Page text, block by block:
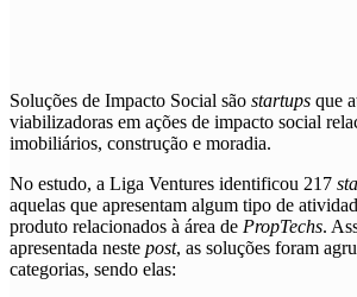
Soluções de Impacto Social são startups que
viabilizadoras em ações de impacto social
imobiliários, construção e moradia.
No estudo, a Liga Ventures identificou 217
aquelas que apresentam algum tipo de
produto relacionados à área de PropTechs.
apresentada neste post, as soluções foram
categorias, sendo elas: